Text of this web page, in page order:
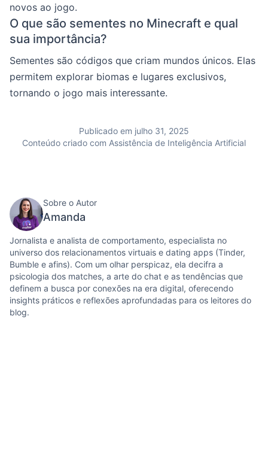
novos ao jogo.
O que são sementes no Minecraft e qual
sua importância?
Sementes são códigos que criam mundos únicos. Elas
permitem explorar biomas e lugares exclusivos,
tornando o jogo mais interessante.
Publicado em julho 31, 2025
Conteúdo criado com Assistência de Inteligência Artificial
Sobre o Autor
Amanda
Jornalista e analista de comportamento, especialista no
universo dos relacionamentos virtuais e dating apps (Tinder,
Bumble e afins). Com um olhar perspicaz, ela decifra a
psicologia dos matches, a arte do chat e as tendências que
definem a busca por conexões na era digital, oferecendo
insights práticos e reflexões aprofundadas para os leitores do
blog.